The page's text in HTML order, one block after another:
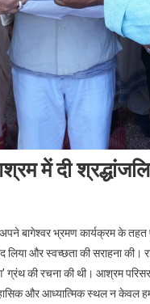
में दी श्रद्धांजलि
बागेश्वर भ्रमण कार्यक्रम के तहत
और स्वच्छता की सराहना की।
ग्रंथ की रचना की थी। आश्रम
और आध्यात्मिक स्थल न केवल